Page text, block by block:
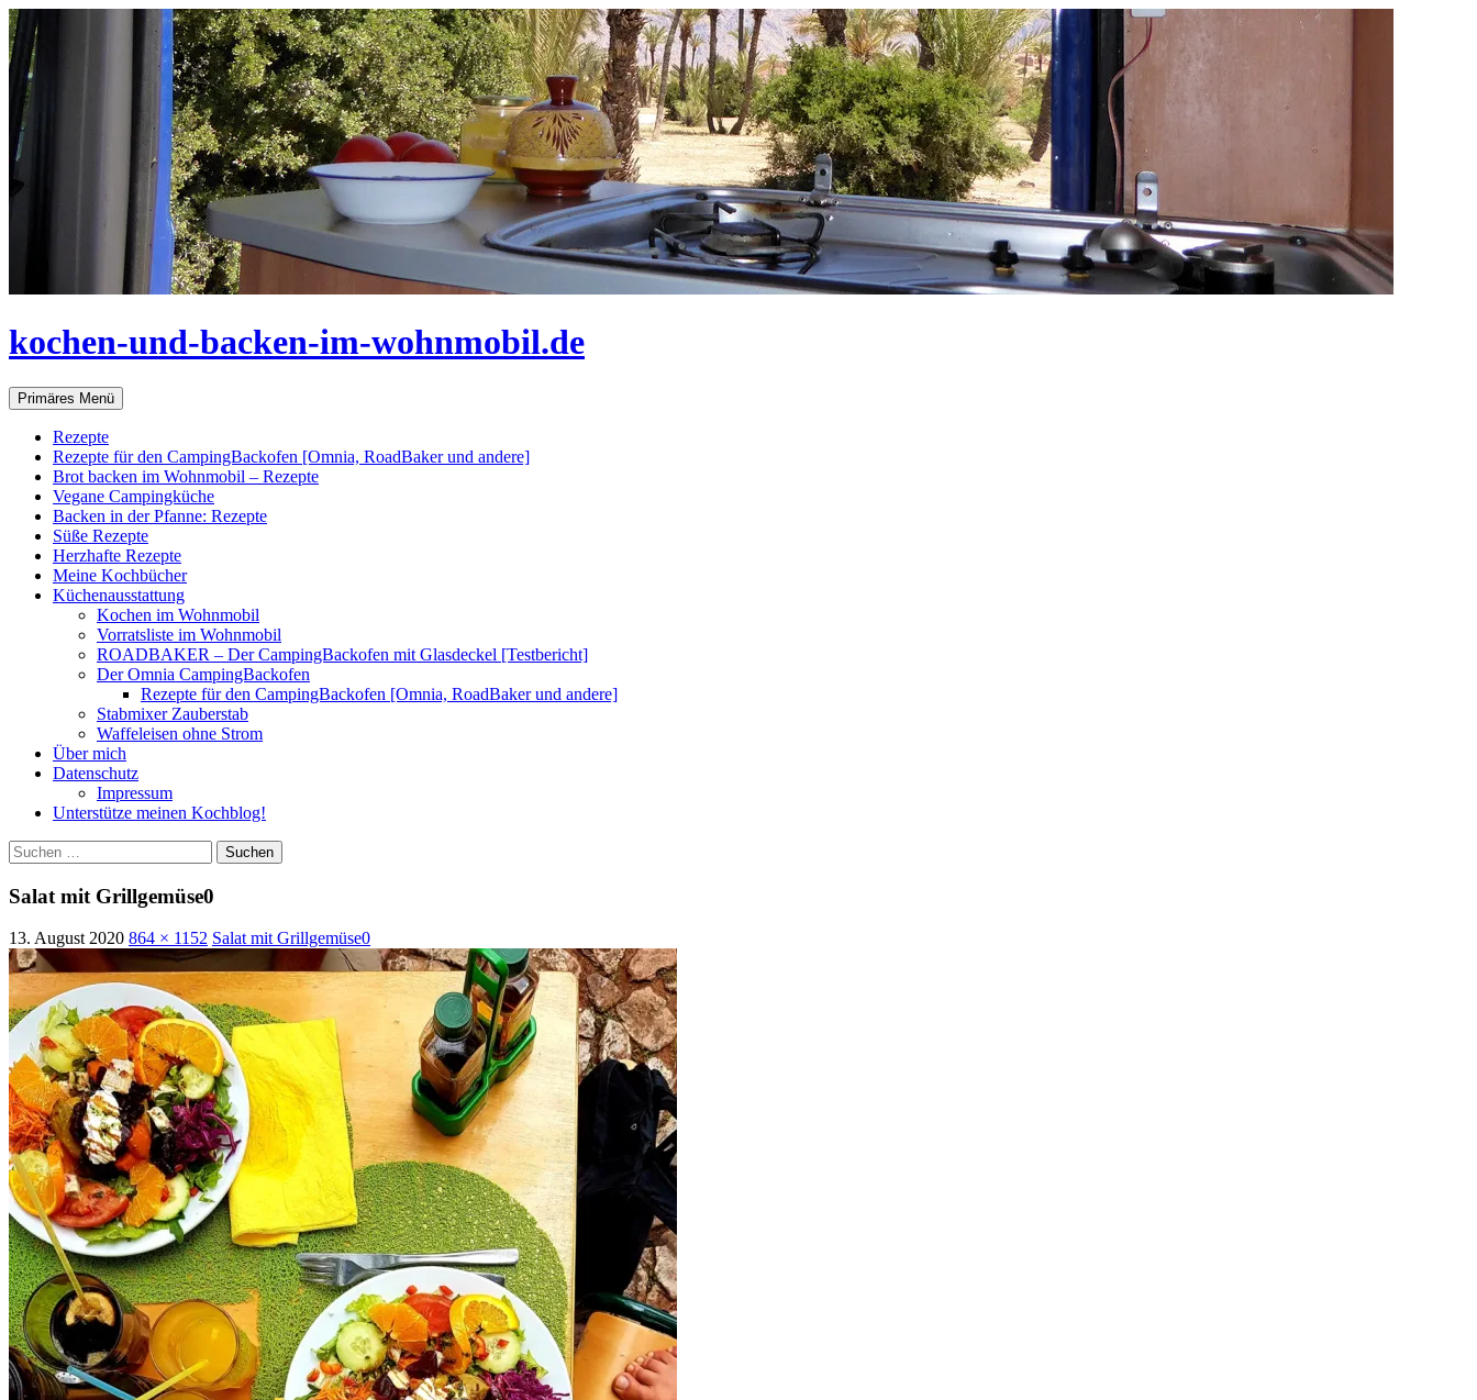
Zum
Inhalt
springen
kochen-und-backen-im-wohnmobil.de
Suchen
Primäres Menü
Rezepte
Rezepte für den CampingBackofen [Omnia, RoadBaker und andere]
Brot backen im Wohnmobil – Rezepte
Vegane Campingküche
Backen in der Pfanne: Rezepte
Süße Rezepte
Herzhafte Rezepte
Meine Kochbücher
Küchenausstattung
Kochen im Wohnmobil
Vorratsliste im Wohnmobil
ROADBAKER – Der CampingBackofen mit Glasdeckel [Testbericht]
Der Omnia CampingBackofen
Rezepte für den CampingBackofen [Omnia, RoadBaker und andere]
Stabmixer Zauberstab
Waffeleisen ohne Strom
Über mich
Datenschutz
Impressum
Unterstütze meinen Kochblog!
Suchen
nach:
Salat mit Grillgemüse0
13. August 2020 864 × 1152 Salat mit Grillgemüse0